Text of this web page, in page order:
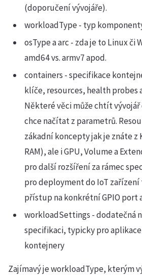
(doporučení vývojáře).
workloadType - typ
osType a arc - zda je to Linux či
amd64 vs. armv7 apod.
containers - specifikace
klíče, resources, health probes
Některé věci může chtít
chce načítat z parametrů.
zákadní koncepty jak je znáte z
RAM), ale i GPU, Volume a
pro další rozšíření za rámec
pro deployment do IoT
přístup na konkrétní GPIO port
workloadSettings - dodatečná
specifikaci, typicky pro
kontejnery
Zajímavý je workloadType, kterým